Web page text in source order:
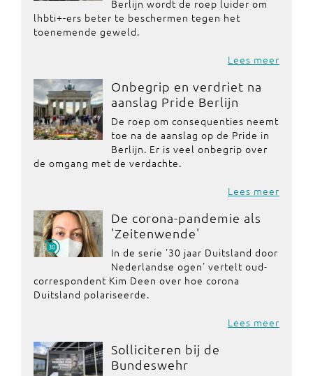
Berlijn wordt de roep luider om
lhbti+-ers beter te beschermen tegen het
toenemende geweld.
Lees meer
Onbegrip en verdriet na
aanslag Pride Berlijn
De roep om consequenties neemt
toe na de aanslag op de Pride in
Berlijn. Er is veel onbegrip over
de omgang met de verdachte.
Lees meer
De corona-pandemie als
'Zeitenwende'
In de serie '30 jaar Duitsland door
Nederlandse ogen' vertelt oud-
correspondent Kim Deen over hoe corona
Duitsland polariseerde.
Lees meer
Solliciteren bij de
Bundeswehr